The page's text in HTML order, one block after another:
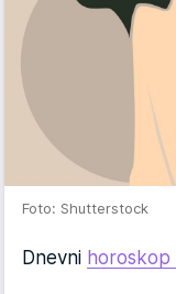
Foto: Shutterstock
Dnevni horoskop